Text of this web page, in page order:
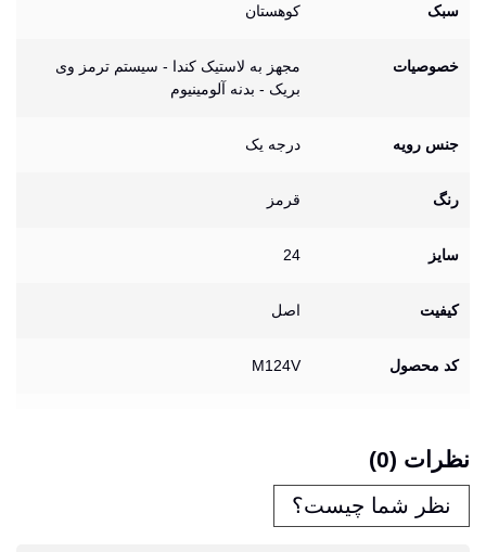
سبک کوهستان
خصوصیات
مجهز به لاستیک کندا - سیستم ترمز وی
بریک - بدنه آلومینیوم
جنس رویه درجه یک
رنگ قرمز
سایز 24
کیفیت اصل
کد محصول M124V
نظرات (0)
نظر شما چیست؟